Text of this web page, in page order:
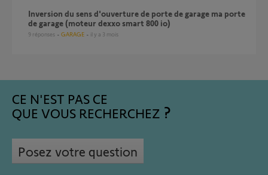
inversion du sens d'ouverture de porte de garage ma porte
de garage (moteur dexxo smart 800 io)
9 réponses GARAGE il y a 3 mois
CE N'EST PAS CE
QUE VOUS RECHERCHEZ
Posez votre question